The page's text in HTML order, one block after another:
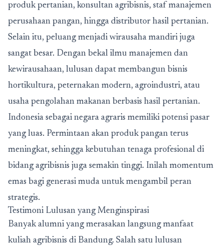
produk pertanian, konsultan agribisnis, staf manajemen
perusahaan pangan, hingga distributor hasil pertanian.
Selain itu, peluang menjadi wirausaha mandiri juga
sangat besar. Dengan bekal ilmu manajemen dan
kewirausahaan, lulusan dapat membangun bisnis
hortikultura, peternakan modern, agroindustri, atau
usaha pengolahan makanan berbasis hasil pertanian.
Indonesia sebagai negara agraris memiliki potensi pasar
yang luas. Permintaan akan produk pangan terus
meningkat, sehingga kebutuhan tenaga profesional di
bidang agribisnis juga semakin tinggi. Inilah momentum
emas bagi generasi muda untuk mengambil peran
strategis.
Testimoni Lulusan yang Menginspirasi
Banyak alumni yang merasakan langsung manfaat
kuliah agribisnis di Bandung. Salah satu lulusan